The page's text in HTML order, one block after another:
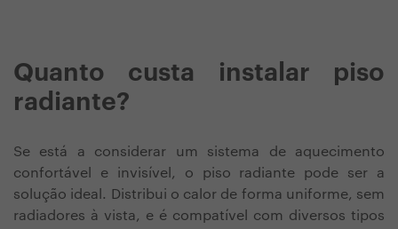
Quanto custa instalar piso
radiante?
Se está a considerar um sistema de aquecimento
confortável e invisível, o piso radiante pode ser a
solução ideal. Distribui o calor de forma uniforme, sem
radiadores à vista, e é compatível com diversos tipos